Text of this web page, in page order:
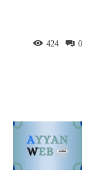
0
424